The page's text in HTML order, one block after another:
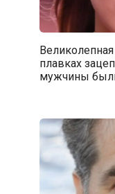
плавках
мужчины